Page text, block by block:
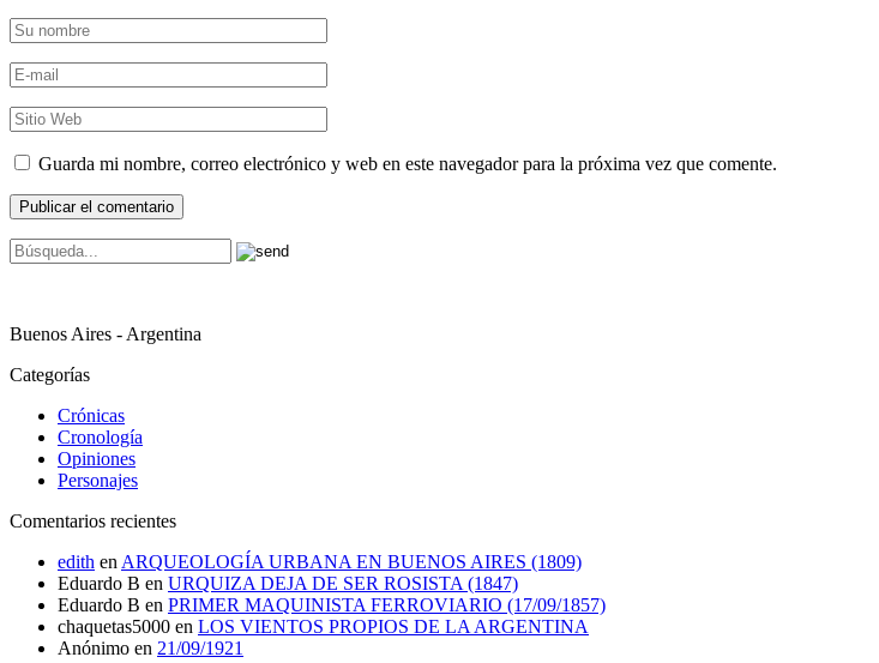
Guarda mi nombre, correo electrónico y web en este navegador para la próxima vez que comente.
Buenos Aires - Argentina
Categorías
Crónicas
Cronología
Opiniones
Personajes
Comentarios recientes
edith en ARQUEOLOGÍA URBANA EN BUENOS AIRES (1809)
Eduardo B en URQUIZA DEJA DE SER ROSISTA (1847)
Eduardo B en PRIMER MAQUINISTA FERROVIARIO (17/09/1857)
chaquetas5000 en LOS VIENTOS PROPIOS DE LA ARGENTINA
Anónimo en 21/09/1921